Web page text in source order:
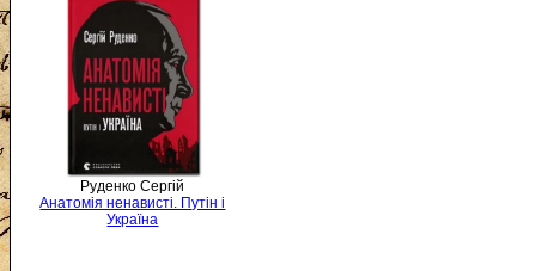
Руденко Сергій
Анатомія ненависті. Путін і
Україна